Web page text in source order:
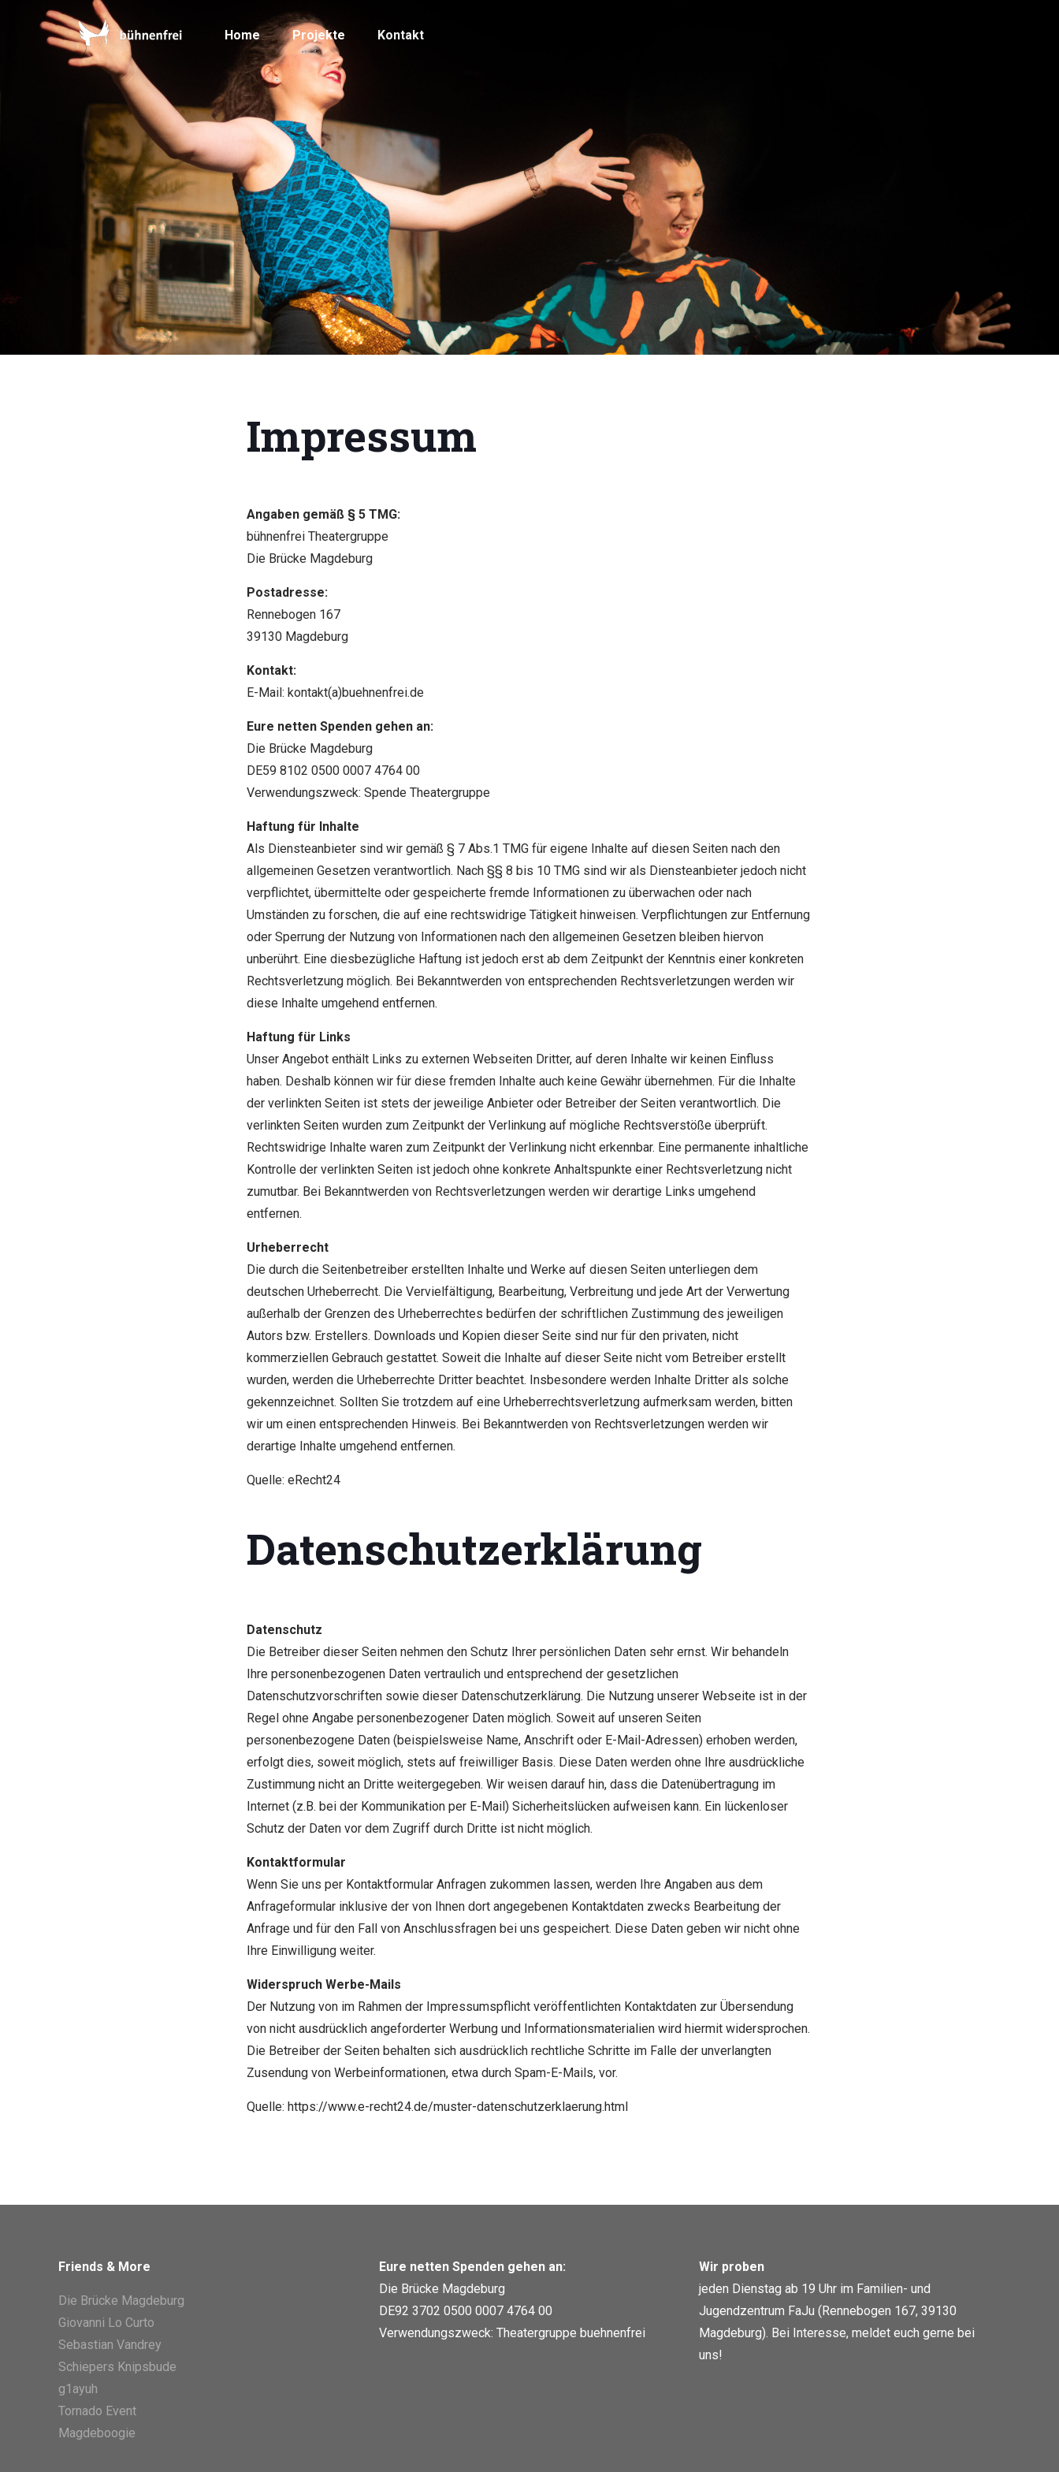
Home Projekte Kontakt
Impressum
Angaben gemäß § 5 TMG:
bühnenfrei Theatergruppe
Die Brücke Magdeburg
Postadresse:
Rennebogen 167
39130 Magdeburg
Kontakt:
E-Mail: kontakt(a)buehnenfrei.de
Eure netten Spenden gehen an:
Die Brücke Magdeburg
DE59 8102 0500 0007 4764 00
Verwendungszweck: Spende Theatergruppe
Haftung für Inhalte
Als Diensteanbieter sind wir gemäß § 7 Abs.1 TMG für eigene Inhalte auf diesen Seiten nach den
allgemeinen Gesetzen verantwortlich. Nach §§ 8 bis 10 TMG sind wir als Diensteanbieter jedoch nicht
verpflichtet, übermittelte oder gespeicherte fremde Informationen zu überwachen oder nach
Umständen zu forschen, die auf eine rechtswidrige Tätigkeit hinweisen. Verpflichtungen zur Entfernung
oder Sperrung der Nutzung von Informationen nach den allgemeinen Gesetzen bleiben hiervon
unberührt. Eine diesbezügliche Haftung ist jedoch erst ab dem Zeitpunkt der Kenntnis einer konkreten
Rechtsverletzung möglich. Bei Bekanntwerden von entsprechenden Rechtsverletzungen werden wir
diese Inhalte umgehend entfernen.
Haftung für Links
Unser Angebot enthält Links zu externen Webseiten Dritter, auf deren Inhalte wir keinen Einfluss
haben. Deshalb können wir für diese fremden Inhalte auch keine Gewähr übernehmen. Für die Inhalte
der verlinkten Seiten ist stets der jeweilige Anbieter oder Betreiber der Seiten verantwortlich. Die
verlinkten Seiten wurden zum Zeitpunkt der Verlinkung auf mögliche Rechtsverstöße überprüft.
Rechtswidrige Inhalte waren zum Zeitpunkt der Verlinkung nicht erkennbar. Eine permanente inhaltliche
Kontrolle der verlinkten Seiten ist jedoch ohne konkrete Anhaltspunkte einer Rechtsverletzung nicht
zumutbar. Bei Bekanntwerden von Rechtsverletzungen werden wir derartige Links umgehend
entfernen.
Urheberrecht
Die durch die Seitenbetreiber erstellten Inhalte und Werke auf diesen Seiten unterliegen dem
deutschen Urheberrecht. Die Vervielfältigung, Bearbeitung, Verbreitung und jede Art der Verwertung
außerhalb der Grenzen des Urheberrechtes bedürfen der schriftlichen Zustimmung des jeweiligen
Autors bzw. Erstellers. Downloads und Kopien dieser Seite sind nur für den privaten, nicht
kommerziellen Gebrauch gestattet. Soweit die Inhalte auf dieser Seite nicht vom Betreiber erstellt
wurden, werden die Urheberrechte Dritter beachtet. Insbesondere werden Inhalte Dritter als solche
gekennzeichnet. Sollten Sie trotzdem auf eine Urheberrechtsverletzung aufmerksam werden, bitten
wir um einen entsprechenden Hinweis. Bei Bekanntwerden von Rechtsverletzungen werden wir
derartige Inhalte umgehend entfernen.
Quelle: eRecht24
Datenschutzerklärung
Datenschutz
Die Betreiber dieser Seiten nehmen den Schutz Ihrer persönlichen Daten sehr ernst. Wir behandeln
Ihre personenbezogenen Daten vertraulich und entsprechend der gesetzlichen
Datenschutzvorschriften sowie dieser Datenschutzerklärung. Die Nutzung unserer Webseite ist in der
Regel ohne Angabe personenbezogener Daten möglich. Soweit auf unseren Seiten
personenbezogene Daten (beispielsweise Name, Anschrift oder E-Mail-Adressen) erhoben werden,
erfolgt dies, soweit möglich, stets auf freiwilliger Basis. Diese Daten werden ohne Ihre ausdrückliche
Zustimmung nicht an Dritte weitergegeben. Wir weisen darauf hin, dass die Datenübertragung im
Internet (z.B. bei der Kommunikation per E-Mail) Sicherheitslücken aufweisen kann. Ein lückenloser
Schutz der Daten vor dem Zugriff durch Dritte ist nicht möglich.
Kontaktformular
Wenn Sie uns per Kontaktformular Anfragen zukommen lassen, werden Ihre Angaben aus dem
Anfrageformular inklusive der von Ihnen dort angegebenen Kontaktdaten zwecks Bearbeitung der
Anfrage und für den Fall von Anschlussfragen bei uns gespeichert. Diese Daten geben wir nicht ohne
Ihre Einwilligung weiter.
Widerspruch Werbe-Mails
Der Nutzung von im Rahmen der Impressumspflicht veröffentlichten Kontaktdaten zur Übersendung
von nicht ausdrücklich angeforderter Werbung und Informationsmaterialien wird hiermit widersprochen.
Die Betreiber der Seiten behalten sich ausdrücklich rechtliche Schritte im Falle der unverlangten
Zusendung von Werbeinformationen, etwa durch Spam-E-Mails, vor.
Quelle: https://www.e-recht24.de/muster-datenschutzerklaerung.html
Friends & More
Die Brücke Magdeburg
Giovanni Lo Curto
Sebastian Vandrey
Schiepers Knipsbude
g1ayuh
Tornado Event
Magdeboogie
Eure netten Spenden gehen an:
Die Brücke Magdeburg
DE92 3702 0500 0007 4764 00
Verwendungszweck: Theatergruppe buehnenfrei
Wir proben
jeden Dienstag ab 19 Uhr im Familien- und
Jugendzentrum FaJu (Rennebogen 167, 39130
Magdeburg). Bei Interesse, meldet euch gerne bei
uns!